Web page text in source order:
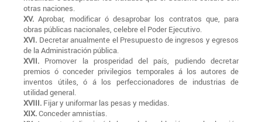
otras naciones.
XV. Aprobar, modificar ó desaprobar los contratos que, para
obras públicas nacionales, celebre el Poder Ejecutivo.
XVI. Decretar anualmente el Presupuesto de ingresos y egresos
de la Administración pública.
XVII. Promover la prosperidad del país, pudiendo decretar
premios ó conceder privilegios temporales á los autores de
inventos útiles, ó á los perfeccionadores de industrias de
utilidad general.
XVIII. Fijar y uniformar las pesas y medidas.
XIX.Conceder amnistías.